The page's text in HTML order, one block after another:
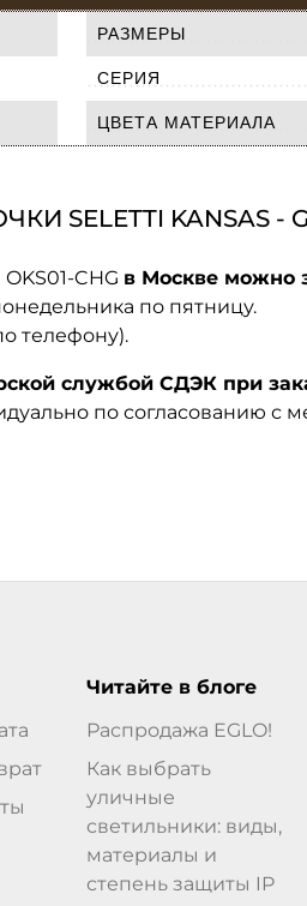
РАЗМЕРЫ
СЕРИЯ
ЦВЕТА МАТЕРИАЛА
KANSAS -
CHG в Москве можно
по пятницу.
телефону).
службой СДЭК при
по согласованию с
Читайте в блоге
Распродажа EGLO!
Как выбрать
уличные
светильники: виды,
материалы и
степень защиты IP